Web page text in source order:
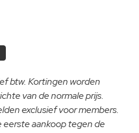
btw. Kortingen worden
van de normale prijs.
exclusief voor members.
eerste aankoop tegen de